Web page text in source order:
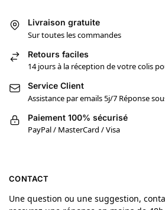
Livraison gratuite
Sur toutes les commandes
Retours faciles
14 jours à la réception de votre colis
Service Client
Assistance par emails 5j/7 Réponse
Paiement 100% sécurisé
PayPal / MasterCard / Visa
CONTACT
Une question ou une suggestion,